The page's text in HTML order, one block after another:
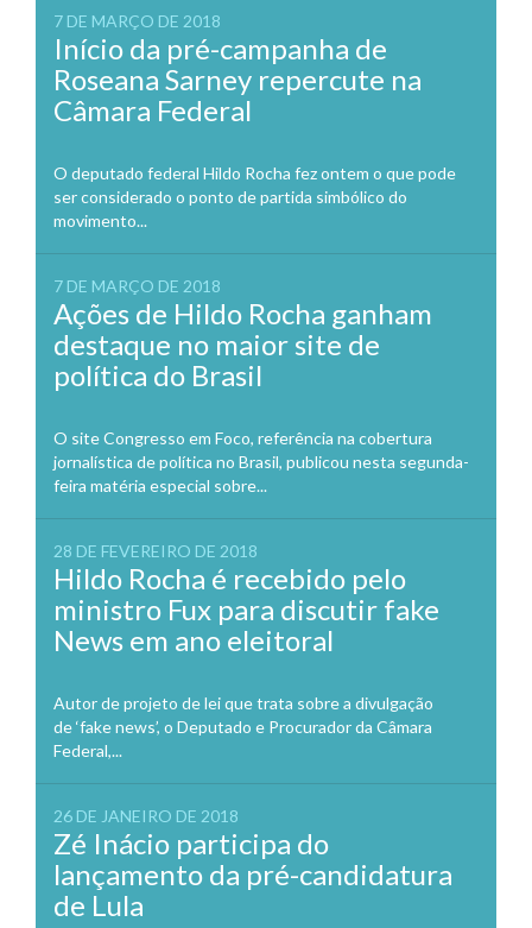
7 DE MARÇO DE 2018
Início da pré-campanha de
Roseana Sarney repercute na
Câmara Federal
O deputado federal Hildo Rocha fez ontem o que pode
ser considerado o ponto de partida simbólico do
movimento...
7 DE MARÇO DE 2018
Ações de Hildo Rocha ganham
destaque no maior site de
política do Brasil
O site Congresso em Foco, referência na cobertura
jornalística de política no Brasil, publicou nesta segunda-
feira matéria especial sobre...
28 DE FEVEREIRO DE 2018
Hildo Rocha é recebido pelo
ministro Fux para discutir fake
News em ano eleitoral
Autor de projeto de lei que trata sobre a divulgação
de ‘fake news’, o Deputado e Procurador da Câmara
Federal,...
26 DE JANEIRO DE 2018
Zé Inácio participa do
lançamento da pré-candidatura
de Lula